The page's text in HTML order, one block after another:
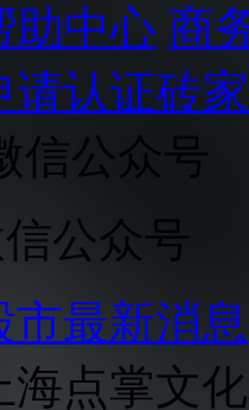
助中心 商
请认证砖家
公众号
市最新消息
海点掌文